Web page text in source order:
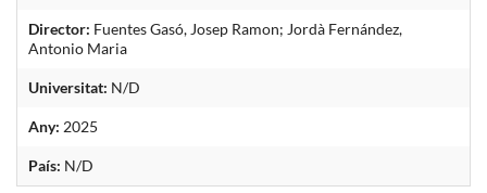
Director: Fuentes Gasó, Josep Ramon; Jordà Fernández,
Antonio Maria
Universitat: N/D
Any: 2025
País: N/D